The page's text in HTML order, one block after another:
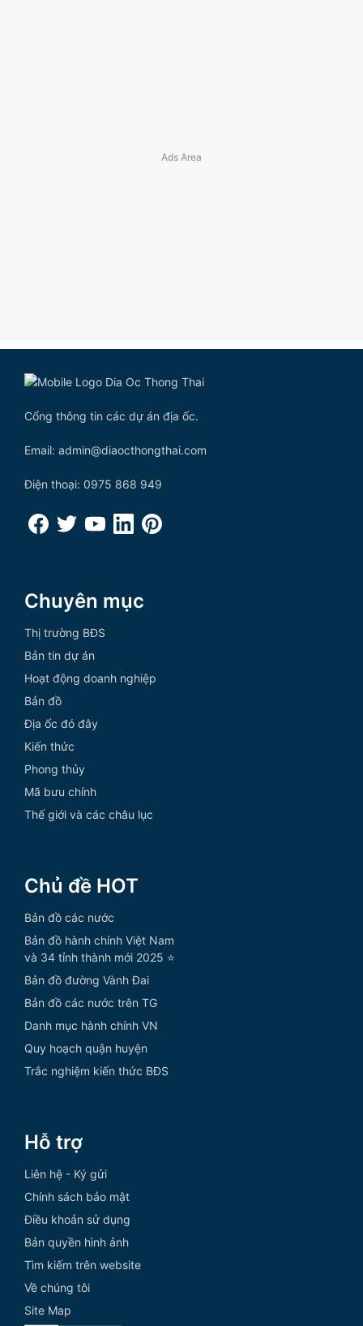
Cổng thông tin các dự án địa ốc.
Email: admin@diaocthongthai.com
Điện thoại: 0975 868 949
Chuyên mục
Thị trường BĐS
Bản tin dự án
Hoạt động doanh nghiệp
Bản đồ
Địa ốc đó đây
Kiến thức
Phong thủy
Mã bưu chính
Thế giới và các châu lục
Chủ đề HOT
Bản đồ các nước
Bản đồ hành chính Việt Nam
và 34 tỉnh thành mới 2025 ⭐
Bản đồ đường Vành Đai
Bản đồ các nước trên TG
Danh mục hành chính VN
Quy hoạch quận huyện
Trắc nghiệm kiến thức BĐS
Hỗ trợ
Liên hệ - Ký gửi
Chính sách bảo mật
Điều khoản sử dụng
Bản quyền hình ảnh
Tìm kiếm trên website
Về chúng tôi
Site Map